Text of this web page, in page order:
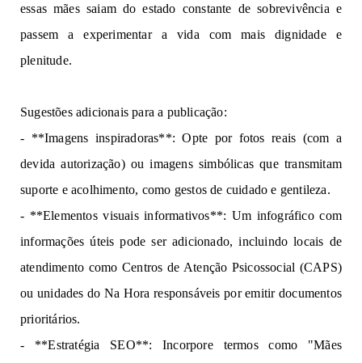
essas mães saiam do estado constante de sobrevivência e
passem a experimentar a vida com mais dignidade e
plenitude.
Sugestões adicionaispara a publicação:
- **Imagens inspiradoras**: Opte por fotos reais (com a
devida autorização) ou imagens simbólica
suporte e acolhimento, como gestos de cuidado e gentileza.
- **Elementos visuais informativos**: Um infográfico com
informações úteis pode ser adicionado, incluindo locais
atendimento como Centros de Atenção Psicossocial (CAPS)
ou unidades do Na Hora responsáveis por emitir documentos
prioritários.
- **Estratégia SEO**: Incorpore termos como "Mães